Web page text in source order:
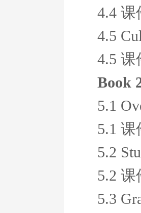
4.4 课
4.5
4.5 课
Book
5.1
5.1 课
5.2
5.2 课
5.3